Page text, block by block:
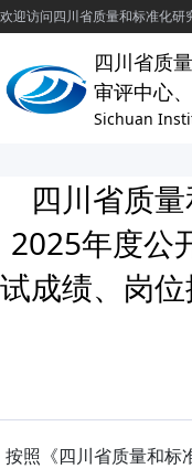
欢迎访问四川省质量和标准化研
四川省质
审评中心
Sichuan
四川省质
2025年度公
试成绩、岗
按照《四川省质量和标